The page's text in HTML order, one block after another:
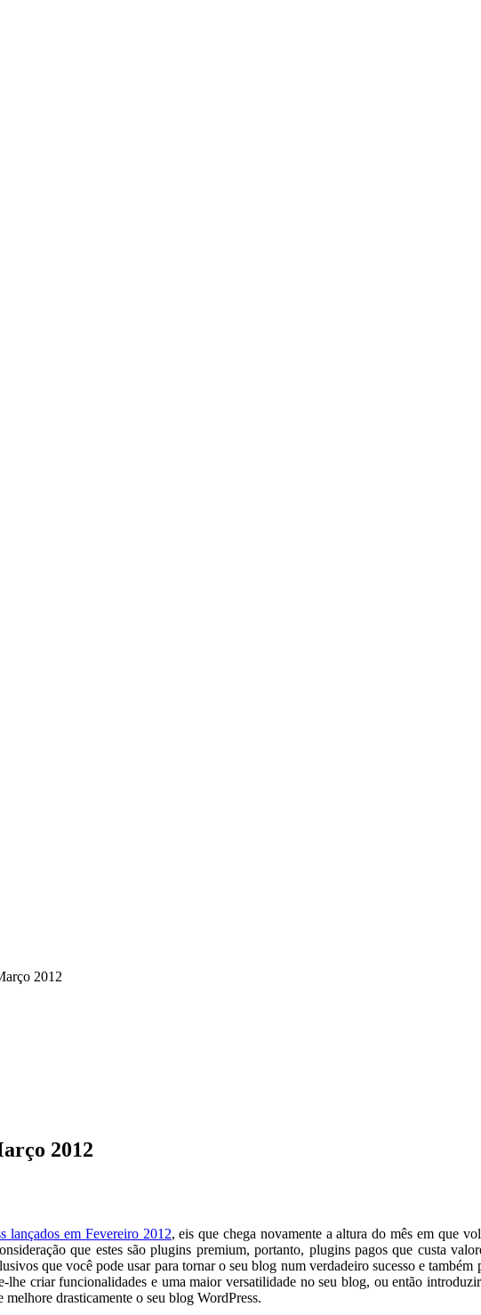
2012
2012
lançados em Fevereiro 2012, eis que chega novamente a altura do mês em que
que estes são plugins premium, portanto, plugins pagos que custa
que você pode usar para tornar o seu blog num verdadeiro sucesso e
criar funcionalidades e uma maior versatilidade no seu blog, ou então
drasticamente o seu blog WordPress.